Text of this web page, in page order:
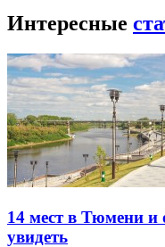
Интересные
14 мест в Тюмени и
увидеть